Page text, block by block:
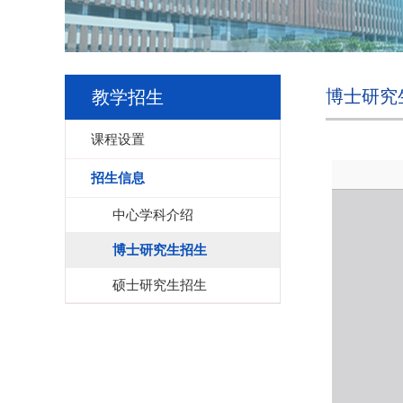
教学招生
课程设置
招生信息
中心学科介绍
博士研究生招生
硕士研究生招生
博士研究